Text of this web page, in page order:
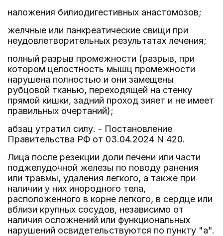
наложения билиодигестивных анастомозов;
желчные или панкреатические свищи при
неудовлетворительных результатах лечения;
полный разрыв промежности (разрыв, при
котором целостность мышц промежности
нарушена полностью и они замещены
рубцовой тканью, переходящей на стенку
прямой кишки, задний проход зияет и не имеет
правильных очертаний);
абзац утратил силу. - Постановление
Правительства РФ от 03.04.2024 N 420.
Лица после резекции доли печени или части
поджелудочной железы по поводу ранения
или травмы, удаления легкого, а также при
наличии у них инородного тела,
расположенного в корне легкого, в сердце или
вблизи крупных сосудов, независимо от
наличия осложнений или функциональных
нарушений освидетельствуются по пункту "а".